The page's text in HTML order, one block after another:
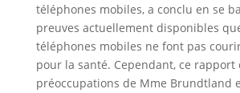
téléphones mobiles, a conclu en se
preuves actuellement disponibles
téléphones mobiles ne font pas
pour la santé. Cependant, ce rapport
préoccupations de Mme Brundtland